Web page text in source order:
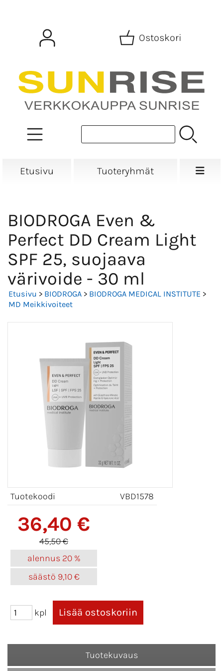
Ostoskori
Etusivu Tuoteryhmät
BIODROGA Even &
Perfect DD Cream Light
SPF 25, suojaava
värivoide - 30 ml
Etusivu > BIODROGA > BIODROGA MEDICAL INSTITUTE >
MD Meikkivoiteet
Tuotekoodi VBD1578
36,40 €
45,50 €
alennus 20 %
säästö 9,10 €
kpl
Tuotekuvaus